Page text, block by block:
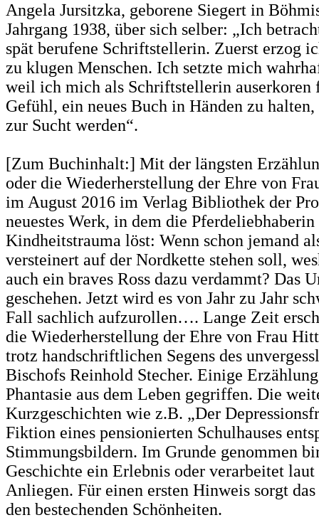
Angela Jursitzka, geborene Siegert in
Jahrgang 1938, über sich selber: „Ich
spät berufene Schriftstellerin. Zuerst erzog
zu klugen Menschen. Ich setzte mich
weil ich mich als Schriftstellerin auserkoren
Gefühl, ein neues Buch in Händen zu
zur Sucht werden“.
[Zum Buchinhalt:] Mit der längsten
oder die Wiederherstellung der Ehre von
im August 2016 im Verlag Bibliothek der
neuestes Werk, in dem die Pferdeliebhaberin
Kindheitstrauma löst: Wenn schon jemand
versteinert auf der Nordkette stehen soll,
auch ein braves Ross dazu verdammt? Das
geschehen. Jetzt wird es von Jahr zu Jahr
Fall sachlich aufzurollen…. Lange Zeit
die Wiederherstellung der Ehre von Frau
trotz handschriftlichen Segens des
Bischofs Reinhold Stecher. Einige
Phantasie aus dem Leben gegriffen. Die
Kurzgeschichten wie z.B. „Der
Fiktion eines pensionierten Schulhauses
Stimmungsbildern. Im Grunde genommen
Geschichte ein Erlebnis oder verarbeitet
Anliegen. Für einen ersten Hinweis sorgt
den bestechenden Schönheiten.